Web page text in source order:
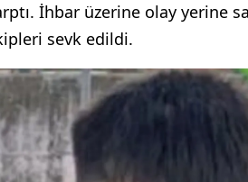
İhbar üzerine olay yerine
sevk edildi.